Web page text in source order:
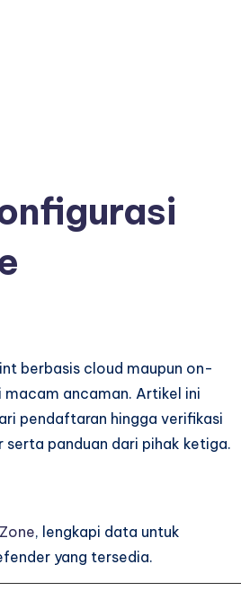
berbasis cloud maupun on-
macam ancaman. Artikel ini
pendaftaran hingga verifikasi
panduan dari pihak ketiga.
, lengkapi data untuk
yang tersedia.